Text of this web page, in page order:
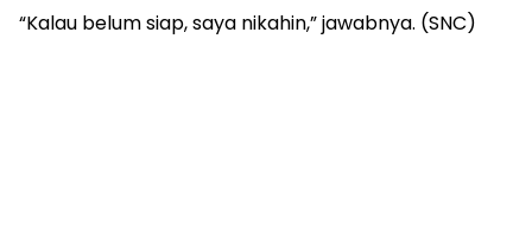
“Kalau belum siap, saya nikahin,” jawabnya. (SNC)